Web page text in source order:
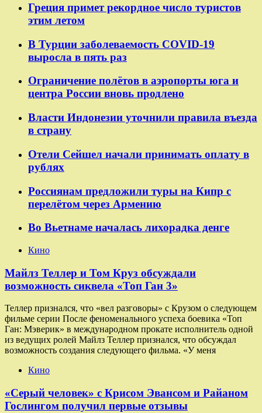
Греция примет рекордное число туристов
этим летом
В Турции заболеваемость COVID-19
выросла в пять раз
Ограничение полётов в аэропорты юга и
центра России вновь продлено
Власти Индонезии уточнили правила въезда
в страну
Отели Сейшел начали принимать оплату в
рублях
Россиянам предложили туры на Кипр с
перелётом через Армению
Во Вьетнаме началась лихорадка денге
Кино
Майлз Теллер и Том Круз обсуждали
возможность сиквела «Топ Ган 3»
Теллер признался, что «вел разговоры» с Крузом о следующем
фильме серии После феноменального успеха боевика «Топ
Ган: Мэверик» в международном прокате исполнитель одной
из ведущих ролей Майлз Теллер признался, что обсуждал
возможность создания следующего фильма. «У меня
Кино
«Серый человек» с Крисом Эвансом и Райаном
Гослингом получил первые отзывы